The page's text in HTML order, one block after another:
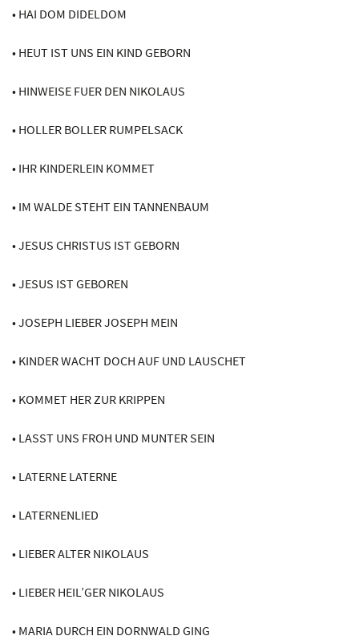
• HAI DOM DIDELDOM
• HEUT IST UNS EIN KIND GEBORN
• HINWEISE FUER DEN NIKOLAUS
• HOLLER BOLLER RUMPELSACK
• IHR KINDERLEIN KOMMET
• IM WALDE STEHT EIN TANNENBAUM
• JESUS CHRISTUS IST GEBORN
• JESUS IST GEBOREN
• JOSEPH LIEBER JOSEPH MEIN
• KINDER WACHT DOCH AUF UND LAUSCHET
• KOMMET HER ZUR KRIPPEN
• LASST UNS FROH UND MUNTER SEIN
• LATERNE LATERNE
• LATERNENLIED
• LIEBER ALTER NIKOLAUS
• LIEBER HEIL’GER NIKOLAUS
• MARIA DURCH EIN DORNWALD GING